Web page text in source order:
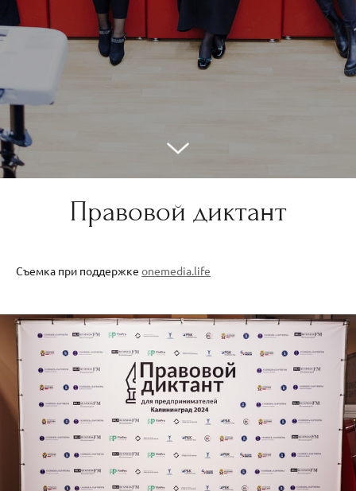
Правовой диктант
Съемка при поддержке onemedia.life